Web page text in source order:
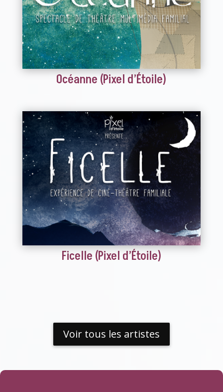
Océanne (Pixel d’Étoile)
Ficelle (Pixel d’Étoile)
Voir tous les artistes